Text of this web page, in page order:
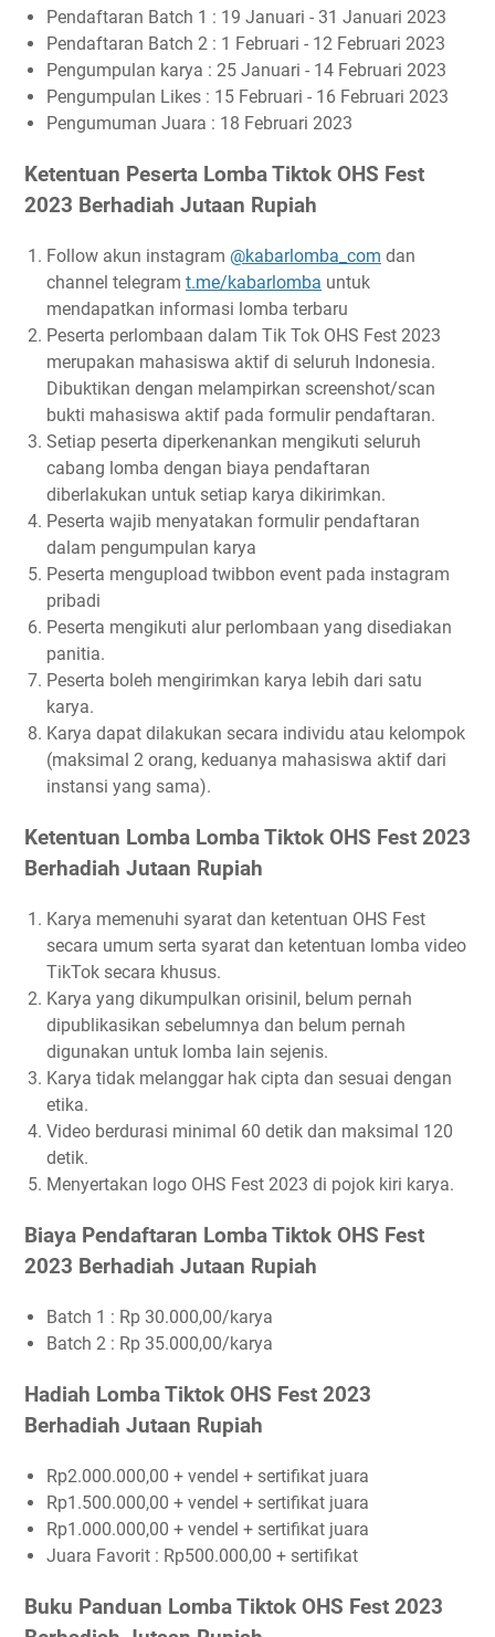
Pendaftaran Batch 1 : 19 Januari - 31 Januari 2023
Pendaftaran Batch 2 : 1 Februari - 12 Februari 2023
Pengumpulan karya : 25 Januari - 14 Februari 2023
Pengumpulan Likes : 15 Februari - 16 Februari 2023
Pengumuman Juara : 18 Februari 2023
Ketentuan Peserta Lomba Tiktok OHS Fest
2023 Berhadiah Jutaan Rupiah
Follow akun instagram @kabarlomba_com dan
channel telegram t.me/kabarlomba untuk
mendapatkan informasi lomba terbaru
Peserta perlombaan dalam Tik Tok OHS Fest 2023
merupakan mahasiswa aktif di seluruh Indonesia.
Dibuktikan dengan melampirkan screenshot/scan
bukti mahasiswa aktif pada formulir pendaftaran.
Setiap peserta diperkenankan mengikuti seluruh
cabang lomba dengan biaya pendaftaran
diberlakukan untuk setiap karya dikirimkan.
Peserta wajib menyatakan formulir pendaftaran
dalam pengumpulan karya
Peserta mengupload twibbon event pada instagram
pribadi
Peserta mengikuti alur perlombaan yang disediakan
panitia.
Peserta boleh mengirimkan karya lebih dari satu
karya.
Karya dapat dilakukan secara individu atau kelompok
(maksimal 2 orang, keduanya mahasiswa aktif dari
instansi yang sama).
Ketentuan Lomba Lomba Tiktok OHS Fest 2023
Berhadiah Jutaan Rupiah
Karya memenuhi syarat dan ketentuan OHS Fest
secara umum serta syarat dan ketentuan lomba video
TikTok secara khusus.
Karya yang dikumpulkan orisinil, belum pernah
dipublikasikan sebelumnya dan belum pernah
digunakan untuk lomba lain sejenis.
Karya tidak melanggar hak cipta dan sesuai dengan
etika.
Video berdurasi minimal 60 detik dan maksimal 120
detik.
Menyertakan logo OHS Fest 2023 di pojok kiri karya.
Biaya Pendaftaran Lomba Tiktok OHS Fest
2023 Berhadiah Jutaan Rupiah
Batch 1 : Rp 30.000,00/karya
Batch 2 : Rp 35.000,00/karya
Hadiah Lomba Tiktok OHS Fest 2023
Berhadiah Jutaan Rupiah
Rp2.000.000,00 + vendel + sertifikat juara
Rp1.500.000,00 + vendel + sertifikat juara
Rp1.000.000,00 + vendel + sertifikat juara
Juara Favorit : Rp500.000,00 + sertifikat
Buku Panduan Lomba Tiktok OHS Fest 2023